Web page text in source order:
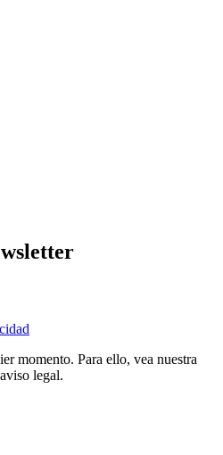
momento. Para ello, vea nuestra
legal.